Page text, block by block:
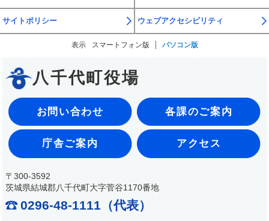
サイトポリシー ウェブアクセシビリティ
表示 スマートフォン版 パソコン版
八千代町役場
お問い合わせ 各課のご案内
庁舎ご案内 アクセス
〒300-3592
茨城県結城郡八千代町大字菅谷1170番地
0296-48-1111（代表）